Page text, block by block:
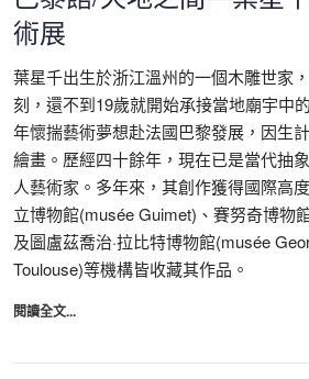
術展
葉星千出生於浙江溫州的一個木雕世家
刻，還不到19歲就開始承接當地廟宇中
年懷揣藝術夢想赴法國巴黎發展，因生
繪畫。歷經四十餘年，現在已是當代抽
人藝術家。多年來，其創作獲得國際高
立博物館(musée Guimet)、賽努奇博物
及圖盧茲喬治·拉比特博物館(musée
Toulouse)等機構皆收藏其作品。
閱讀全文...